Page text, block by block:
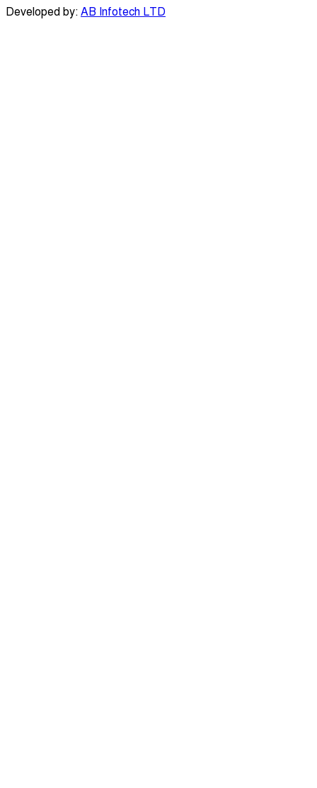
Developed by: AB Infotech LTD